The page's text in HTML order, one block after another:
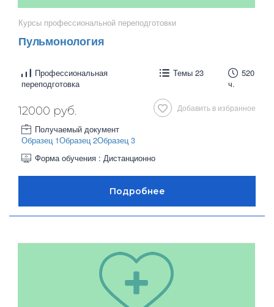
Курсы профессиональной переподготовки
Пульмонология
Профессиональная
переподготовка
Темы 23
520
ч.
Добавить в избранное
12000 руб.
Получаемый документ
Образец 1Образец 2Образец 3
Форма обучения : Дистанционно